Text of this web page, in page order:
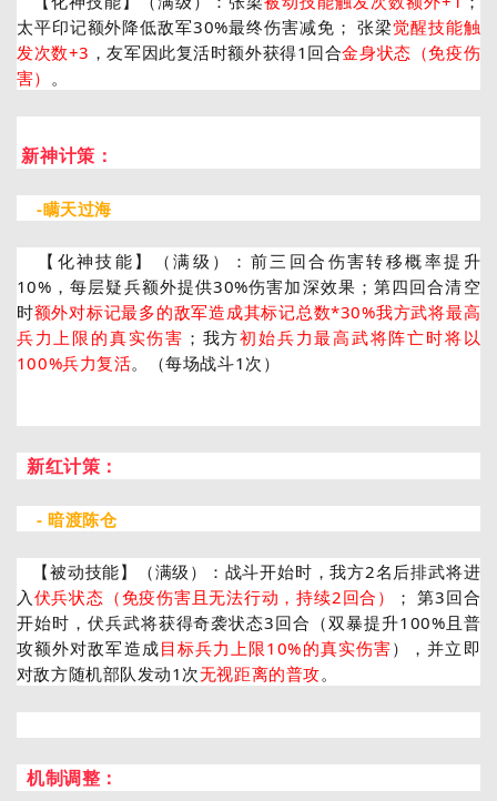
太平印记额外降低敌军30%最终伤害减免； 张梁觉醒技能触
发次数+3 ，友军因此复活时额外获得1回合金身状态（免疫伤
害） 。
新神计策：
-瞒天过海
【化神技能】（满级）：前三回合伤害转移概率提升
10%，每层疑兵额外提供30%伤害加深效果；第四回合清空
时额外对标记最多的敌军造成其标记总数*30%我方武将最高
兵力上限的真实伤害 ；我方初始兵力最高武将阵亡时将以
100%兵力复活。（每场战斗1次）
新红计策：
- 暗渡陈仓
【被动技能】（满级）：战斗开始时，我方2名后排武将进
入 伏兵状态（免疫伤害且无法行动，持续2回合）
； 第3回合
开始时，伏兵武将获得奇袭状态3回合（双暴提升100%且普
攻额外对敌军造成目标兵力上限10%的真实伤害），并立即
对敌方随机部队发动1次无视距离的普攻。
机制调整：